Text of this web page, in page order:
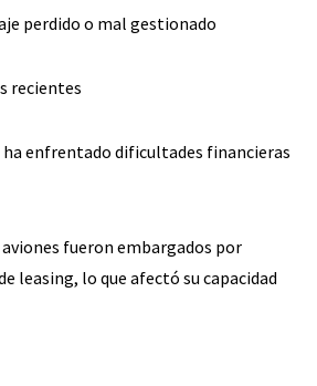
perdido o mal gestionado
recientes
enfrentado dificultades financieras
aviones fueron embargados por
leasing, lo que afectó su capacidad